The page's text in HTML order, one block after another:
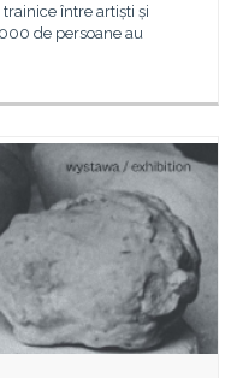
între artiști și
de persoane au